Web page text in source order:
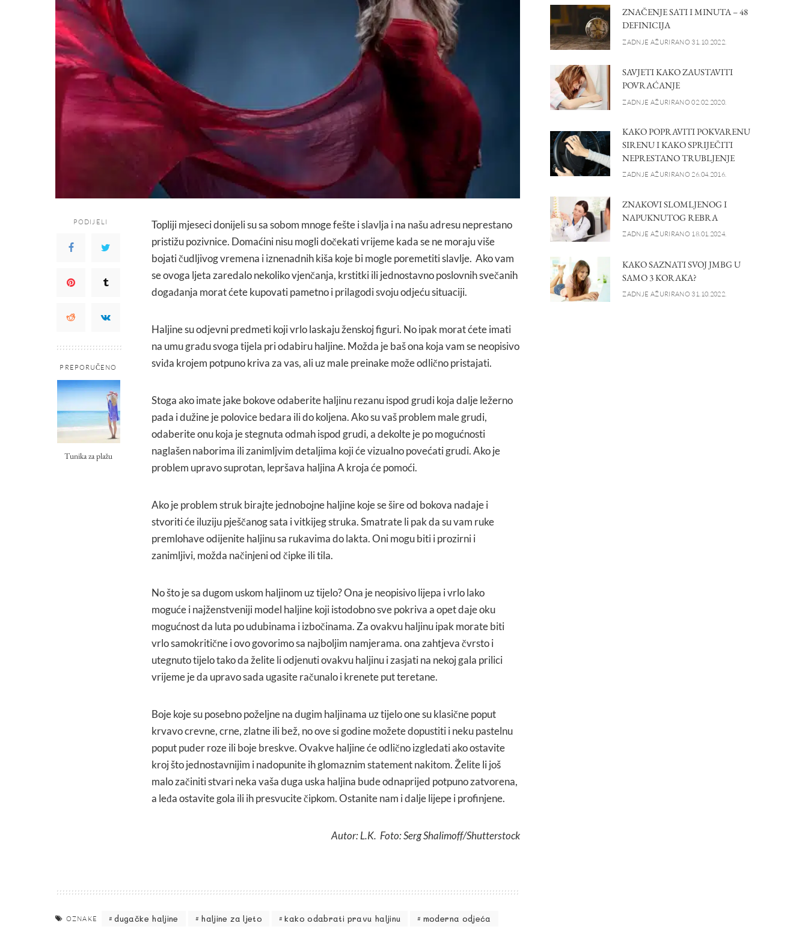
PODIJELI
PREPORUČENO
Tunika za plažu
Topliji mjeseci donijeli su sa sobom mnoge fešte i slavlja i na našu adresu neprestano
pristižu pozivnice. Domaćini nisu mogli dočekati vrijeme kada se ne moraju više
bojati čudljivog vremena i iznenadnih kiša koje bi mogle poremetiti slavlje. Ako vam
se ovoga ljeta zaredalo nekoliko vjenčanja, krstitki ili jednostavno poslovnih svečanih
događanja morat ćete kupovati pametno i prilagodi svoju odjeću situaciji.
Haljine su odjevni predmeti koji vrlo laskaju ženskoj figuri. No ipak morat ćete imati
na umu građu svoga tijela pri odabiru haljine. Možda je baš ona koja vam se neopisivo
sviđa krojem potpuno kriva za vas, ali uz male preinake može odlično pristajati.
Stoga ako imate jake bokove odaberite haljinu rezanu ispod grudi koja dalje ležerno
pada i dužine je polovice bedara ili do koljena. Ako su vaš problem male grudi,
odaberite onu koja je stegnuta odmah ispod grudi, a dekolte je po mogućnosti
naglašen naborima ili zanimljvim detaljima koji će vizualno povećati grudi. Ako je
problem upravo suprotan, lepršava haljina A kroja će pomoći.
Ako je problem struk birajte jednobojne haljine koje se šire od bokova nadaje i
stvoriti će iluziju pješčanog sata i vitkijeg struka. Smatrate li pak da su vam ruke
premlohave odijenite haljinu sa rukavima do lakta. Oni mogu biti i prozirni i
zanimljivi, možda načinjeni od čipke ili tila.
No što je sa dugom uskom haljinom uz tijelo? Ona je neopisivo lijepa i vrlo lako
moguće i najženstveniji model haljine koji istodobno sve pokriva a opet daje oku
mogućnost da luta po udubinama i izbočinama. Za ovakvu haljinu ipak morate biti
vrlo samokritične i ovo govorimo sa najboljim namjerama. ona zahtjeva čvrsto i
utegnuto tijelo tako da želite li odjenuti ovakvu haljinu i zasjati na nekoj gala prilici
vrijeme je da upravo sada ugasite računalo i krenete put teretane.
Boje koje su posebno poželjne na dugim haljinama uz tijelo one su klasične poput
krvavo crevne, crne, zlatne ili bež, no ove si godine možete dopustiti i neku pastelnu
poput puder roze ili boje breskve. Ovakve haljine će odlično izgledati ako ostavite
kroj što jednostavnijim i nadopunite ih glomaznim statement nakitom. Želite li još
malo začiniti stvari neka vaša duga uska haljina bude odnaprijed potpuno zatvorena,
a leđa ostavite gola ili ih presvucite čipkom. Ostanite nam i dalje lijepe i profinjene.
Autor: L.K. Foto: Serg Shalimoff/Shutterstock
OZNAKE dugačke haljine haljine za ljeto kako odabrati pravu haljinu moderna odjeća
ZNAČENJE SATI I MINUTA – 48
DEFINICIJA
ZADNJE AŽURIRANO 31.10.2022.
SAVJETI KAKO ZAUSTAVITI
POVRAĆANJE
ZADNJE AŽURIRANO 02.02.2020.
KAKO POPRAVITI POKVARENU
SIRENU I KAKO SPRIJEČITI
NEPRESTANO TRUBLJENJE
ZADNJE AŽURIRANO 26.04.2016.
ZNAKOVI SLOMLJENOG I
NAPUKNUTOG REBRA
ZADNJE AŽURIRANO 18.01.2024.
KAKO SAZNATI SVOJ JMBG U
SAMO 3 KORAKA?
ZADNJE AŽURIRANO 31.10.2022.